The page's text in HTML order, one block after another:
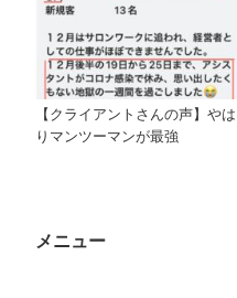
【クライアントさんの声】やは
りマンツーマンが最強
メニュー